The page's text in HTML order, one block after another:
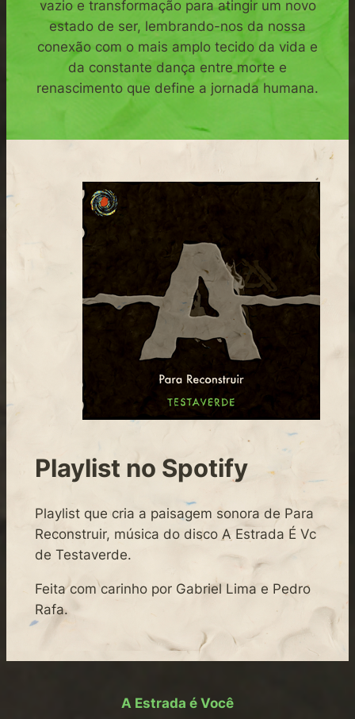
vazio e transformação para atingir um novo
estado de ser, lembrando-nos da nossa
conexão com o mais amplo tecido da vida e
da constante dança entre morte e
renascimento que define a jornada humana.
Playlist no Spotify
Playlist que cria a paisagem sonora de Para
Reconstruir, música do disco A Estrada É Vc
de Testaverde.
Feita com carinho por Gabriel Lima e Pedro
Rafa.
A Estrada é Você